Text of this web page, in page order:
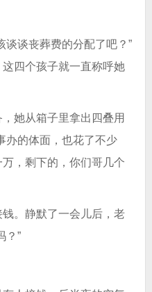
谈谈丧葬费的分配了吧？”
四个孩子就一直称呼她
她从箱子里拿出四叠用
办的体面，也花了不少
，剩下的，你们哥几个
。静默了一会儿后，老
？”